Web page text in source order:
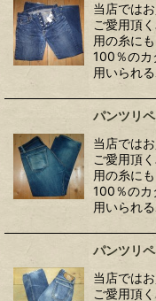
当店では
ご愛用頂
用の糸に
100％のカ
用いられ
パンツリ
当店では
ご愛用頂
用の糸に
100％のカ
用いられ
パンツリ
当店では
ご愛用頂